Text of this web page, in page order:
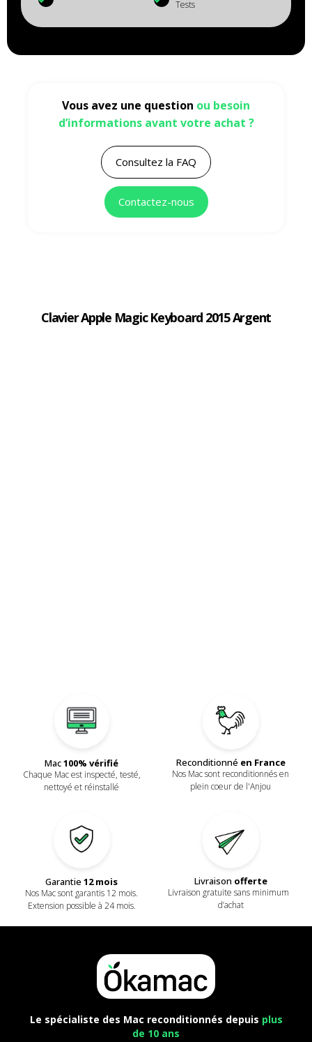
Tests
Vous avez une question ou besoin
d’informations avant votre achat ?
Consultez la FAQ
Contactez-nous
Clavier Apple Magic Keyboard 2015 Argent
Mac100% vérifié
Chaque Mac est inspecté, testé,
nettoyé et réinstallé
Reconditionné en France
Nos Mac sont reconditionnés en
plein coeur de l'Anjou
Garantie 12 mois
Nos Mac sont garantis 12 mois.
Extension possible à 24 mois.
Livraison offerte
Livraison gratuite sans minimum
d’achat
Le spécialiste des Mac reconditionnés depuis plus
de 10 ans